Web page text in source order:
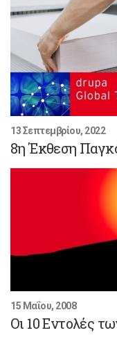
13 Σεπτεμβρίου, 2022
8η Έκθεση
15 Μαΐου, 2008
Οι 10 Εντολές